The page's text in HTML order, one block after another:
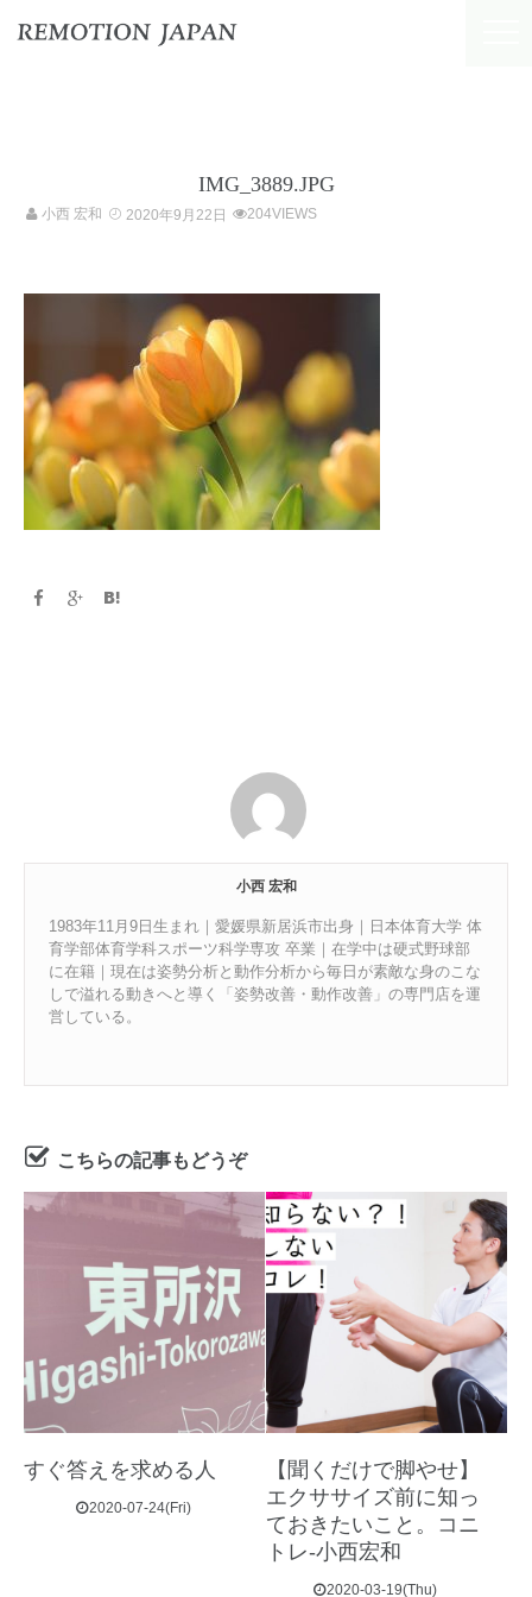
IMG_3889.JPG
小西 宏和 2020年9月22日 204VIEWS
小西 宏和
1983年11月9日生まれ｜愛媛県新居浜市出身｜日本体育大学 体
育学部体育学科スポーツ科学専攻 卒業｜在学中は硬式野球部
に在籍｜現在は姿勢分析と動作分析から毎日が素敵な身のこな
しで溢れる動きへと導く「姿勢改善・動作改善」の専門店を運
営している。
こちらの記事もどうぞ
すぐ答えを求める人
2020-07-24(Fri)
【聞くだけで脚やせ】
エクササイズ前に知っ
ておきたいこと。コニ
トレ-小西宏和
2020-03-19(Thu)